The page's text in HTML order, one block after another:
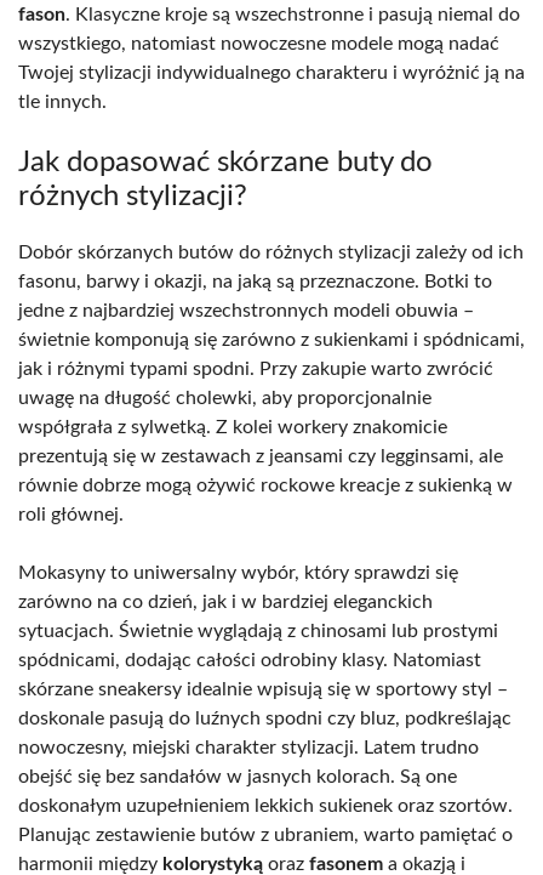
fason. Klasyczne kroje są wszechstronne i pasują niemal do
wszystkiego, natomiast nowoczesne modele mogą nadać
Twojej stylizacji indywidualnego charakteru i wyróżnić ją na
tle innych.
Jak dopasować skórzane buty do
różnych stylizacji?
Dobór skórzanych butów do różnych stylizacji zależy od ich
fasonu, barwy i okazji, na jaką są przeznaczone. Botki to
jedne z najbardziej wszechstronnych modeli obuwia –
świetnie komponują się zarówno z sukienkami i spódnicami,
jak i różnymi typami spodni. Przy zakupie warto zwrócić
uwagę na długość cholewki, aby proporcjonalnie
współgrała z sylwetką. Z kolei workery znakomicie
prezentują się w zestawach z jeansami czy legginsami, ale
równie dobrze mogą ożywić rockowe kreacje z sukienką w
roli głównej.
Mokasyny to uniwersalny wybór, który sprawdzi się
zarówno na co dzień, jak i w bardziej eleganckich
sytuacjach. Świetnie wyglądają z chinosami lub prostymi
spódnicami, dodając całości odrobiny klasy. Natomiast
skórzane sneakersy idealnie wpisują się w sportowy styl –
doskonale pasują do luźnych spodni czy bluz, podkreślając
nowoczesny, miejski charakter stylizacji. Latem trudno
obejść się bez sandałów w jasnych kolorach. Są one
doskonałym uzupełnieniem lekkich sukienek oraz szortów.
Planując zestawienie butów z ubraniem, warto pamiętać o
harmonii między kolorystyką oraz fasonem a okazją i